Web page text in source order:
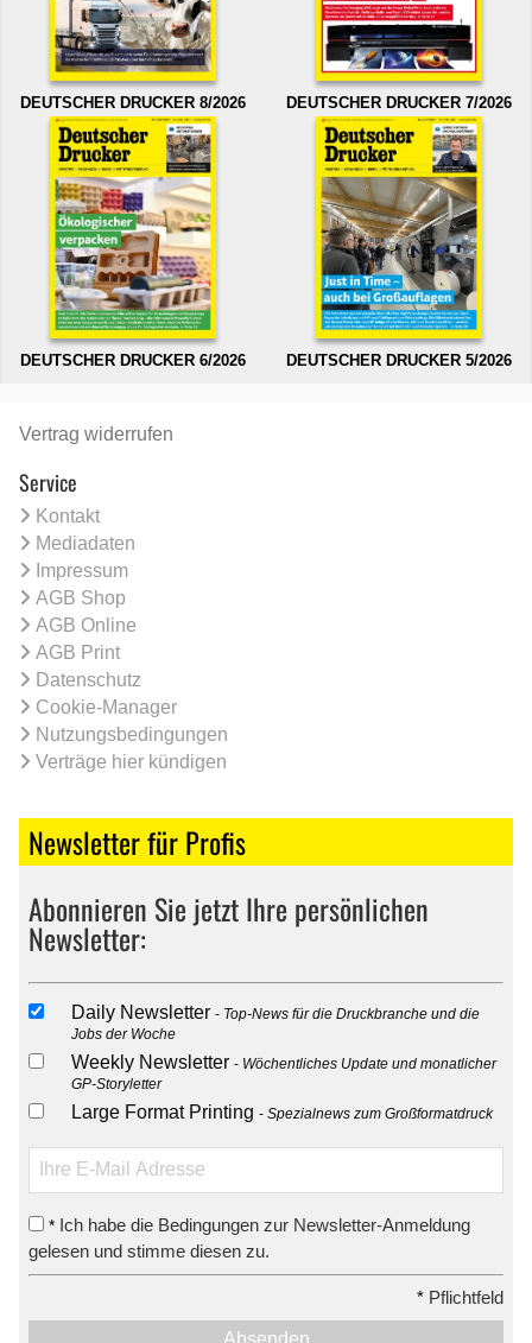
DEUTSCHER DRUCKER 8/2026 DEUTSCHER DRUCKER 7/2026
DEUTSCHER DRUCKER 6/2026 DEUTSCHER DRUCKER 5/2026
Vertrag widerrufen
Service
Kontakt
Mediadaten
Impressum
AGB Shop
AGB Online
AGB Print
Datenschutz
Cookie-Manager
Nutzungsbedingungen
Verträge hier kündigen
Newsletter für Profis
Abonnieren Sie jetzt Ihre persönlichen
Newsletter:
Daily Newsletter
Top-News für die Druckbranche und die
Jobs der Woche
Weekly Newsletter
Wöchentliches Update und monatlicher
GP-Storyletter
Large Format Printing Spezialnews zum Großformatdruck
* Ich habe die Bedingungen zur Newsletter-Anmeldung
gelesen und stimme diesen zu.
* Pflichtfeld